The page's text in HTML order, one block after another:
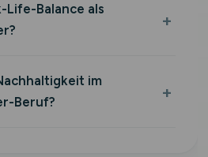
Life-Balance als
im
Beruf?